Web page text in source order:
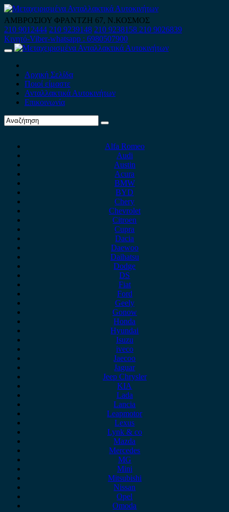
Skip
to
content
ΑΜΒΡΟΣΙΟΥ ΦΡΑΝΤΖΗ 67, Ν.ΚΟΣΜΟΣ
210 9012444 210 9239148 210 9238158 210 9026839
Κινητό-Viber-whatsapp : 6980507900
Primary
Αρχική Σελίδα
Ποιοί είμαστε
Ανταλλακτικά Αυτοκινήτων
Επικοινωνία
Alfa Romeo
Audi
Austin
Acura
BMW
BYD
Chery
Chevrolet
Citroen
Cupra
Dacia
Daewoo
Daihatsu
Dodge
DS
Fiat
Ford
Geely
Gonow
Honda
Hyundai
Isuzu
iveco
Jaecoo
Jaguar
Jeep Chrysler
KIA
Lada
Lancia
Leapmotor
Lexus
Lynk & co
Mazda
Mercedes
MG
Mini
Mitsubishi
Nissan
Opel
Omoda